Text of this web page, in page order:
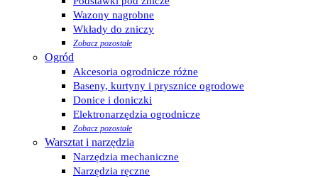
Wazony nagrobne
Wkłady do zniczy
Zobacz pozostałe
Ogród
Akcesoria ogrodnicze różne
Baseny, kurtyny i prysznice ogrodowe
Donice i doniczki
Elektronarzędzia ogrodnicze
Zobacz pozostałe
Warsztat i narzędzia
Narzędzia mechaniczne
Narzędzia ręczne